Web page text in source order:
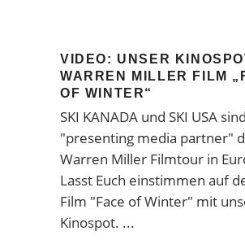
VIDEO: UNSER
WARREN MILLER FILM
OF WINTER“
SKI KANADA und SKI USA sind
"presenting media partner"
Warren Miller Filmtour in
Lasst Euch einstimmen auf
Film "Face of Winter" mit
Kinospot.